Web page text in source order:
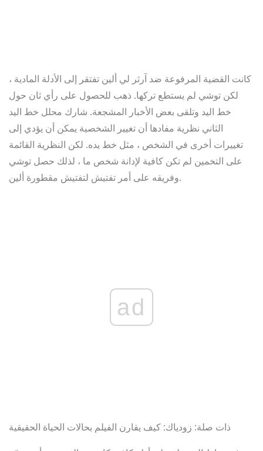
كانت القضية المرفوعة ضد آرثر لي ألين تفتقر إلى الأدلة المادية ،
لكن توشي لم يستطع تركها. ذهب للحصول على رأي ثان حول
خط اليد وتلقى بعض الأخبار المشجعة. شارك محلل خط اليد
الثاني نظرية مفادها أن تغيير الشخصية يمكن أن يؤدي إلى
تغييرات أخرى في الشخص ، مثل خط يده. لكن النظرية القائمة
على التخمين لم تكن كافية لإدانة شخص ما ، لذلك حصل توشي
وفريقه على أمر تفتيش لتفتيش مقطورة ألين.
ad
ذات صلة: زودياك: كيف يقارن الفيلم بحالات الحياة الحقيقية